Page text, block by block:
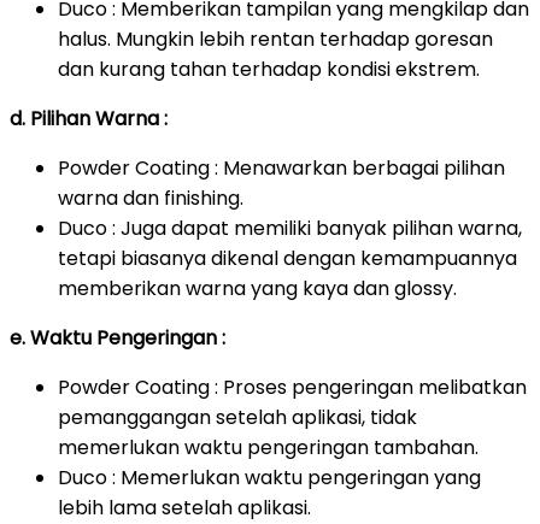
Duco : Memberikan tampilan yang mengkilap dan
halus. Mungkin lebih rentan terhadap goresan
dan kurang tahan terhadap kondisi ekstrem.
d. Pilihan Warna :
Powder Coating : Menawarkan berbagai pilihan
warna dan finishing.
Duco : Juga dapat memiliki banyak pilihan warna,
tetapi biasanya dikenal dengan kemampuannya
memberikan warna yang kaya dan glossy.
e. Waktu Pengeringan :
Powder Coating : Proses pengeringan melibatkan
pemanggangan setelah aplikasi, tidak
memerlukan waktu pengeringan tambahan.
Duco : Memerlukan waktu pengeringan yang
lebih lama setelah aplikasi.